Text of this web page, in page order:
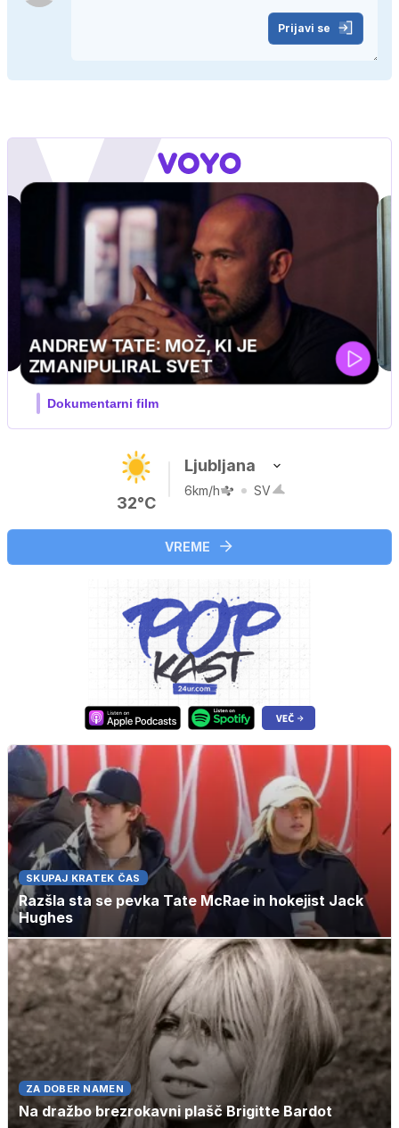
Prijavi se
UEFA SUPERPOKAL
V živo na VOYO: sreda ob 20.30
32°C
Ljubljana
6km/h SV
VREME
SKUPAJ KRATEK ČAS
Razšla sta se pevka Tate McRae in hokejist Jack
Hughes
ZA DOBER NAMEN
Na dražbo brezrokavni plašč Brigitte Bardot